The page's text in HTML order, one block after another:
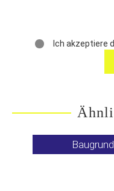
Ich akzeptiere